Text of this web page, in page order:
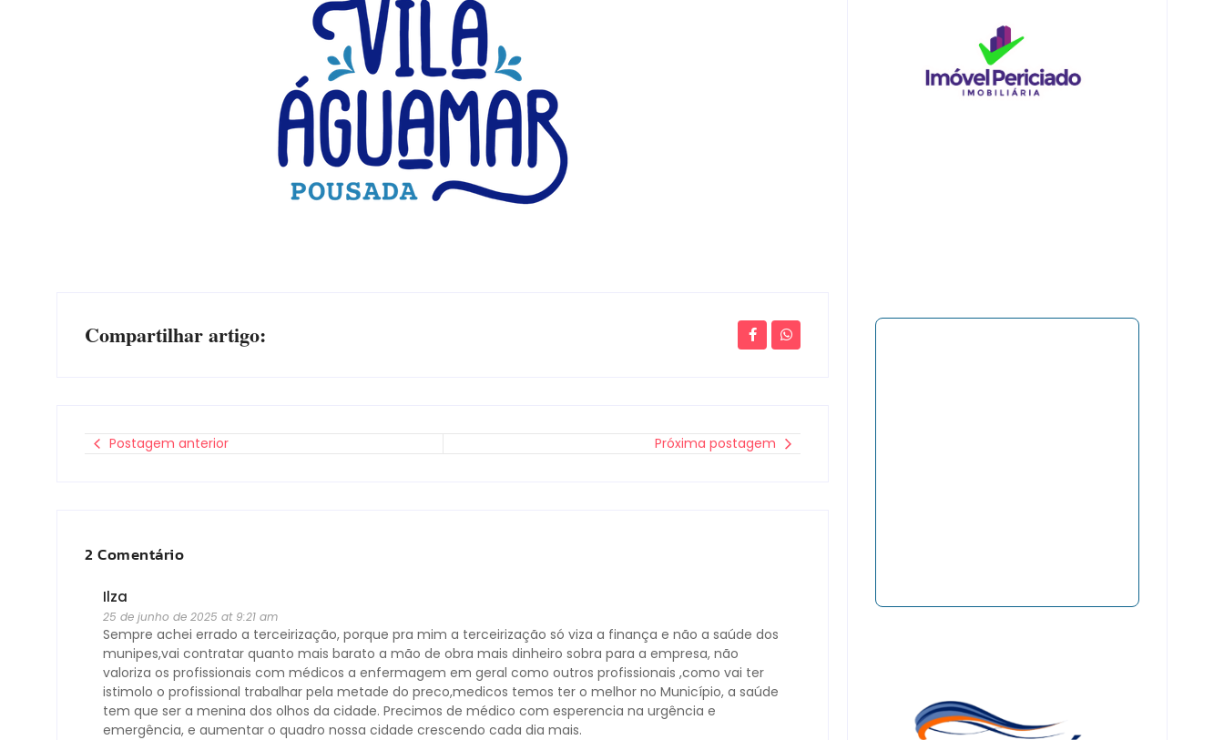
Compartilhar artigo:
Postagem anterior Próxima postagem
2 Comentário
Ilza
25 de junho de 2025 at 9:21 am
Sempre achei errado a terceirização, porque pra mim a terceirização só viza a finança e não a saúde dos
munipes,vai contratar quanto mais barato a mão de obra mais dinheiro sobra para a empresa, não
valoriza os profissionais com médicos a enfermagem em geral como outros profissionais ,como vai ter
istimolo o profissional trabalhar pela metade do preco,medicos temos ter o melhor no Município, a saúde
tem que ser a menina dos olhos da cidade. Precimos de médico com esperencia na urgência e
emergência, e aumentar o quadro nossa cidade crescendo cada dia mais.